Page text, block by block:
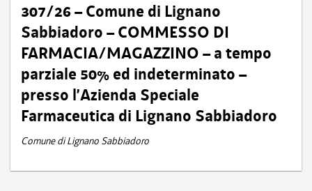
307/26 – Comune di Lignano
Sabbiadoro – COMMESSO DI
FARMACIA/MAGAZZINO – a tempo
parziale 50% ed indeterminato –
presso l’Azienda Speciale
Farmaceutica di Lignano Sabbiadoro
Comune di Lignano Sabbiadoro